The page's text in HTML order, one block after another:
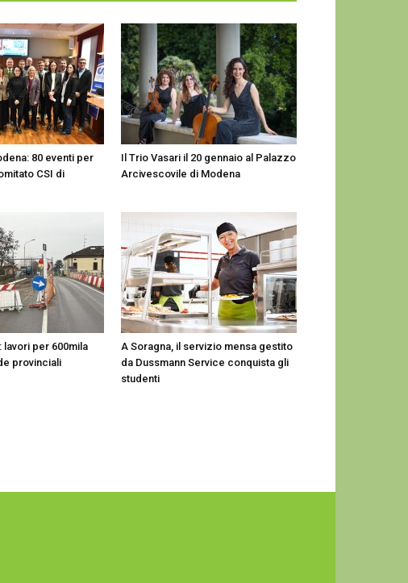
80 eventi per
CSI di
Il Trio Vasari il 20 gennaio al Palazzo
Arcivescovile di Modena
lavori per 600mila
provinciali
A Soragna, il servizio mensa gestito
da Dussmann Service conquista gli
studenti